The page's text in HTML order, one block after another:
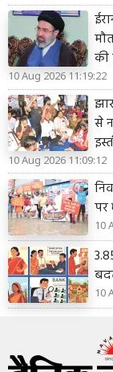
की
10 Aug 2026 11:19:22
से
10 Aug 2026 11:09:12
पर
10
10